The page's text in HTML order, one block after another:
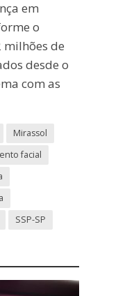
em
o
milhões de
desde o
com as
Mirassol
facial
SSP-SP